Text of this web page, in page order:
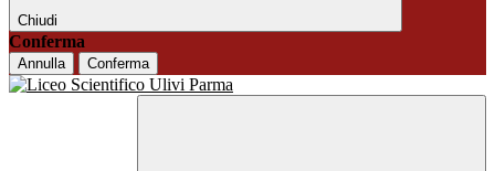
Chiudi
Conferma
Annulla Conferma